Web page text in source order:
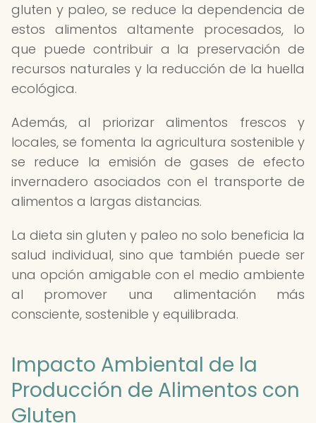
gluten y paleo, se reduce la dependencia de
estos alimentos altamente procesados, lo
que puede contribuir a la preservación de
recursos naturales y la reducción de la huella
ecológica.
Además, al priorizar alimentos frescos y
locales, se fomenta la agricultura sostenible y
se reduce la emisión de gases de efecto
invernadero asociados con el transporte de
alimentos a largas distancias.
La dieta sin gluten y paleo no solo beneficia la
salud individual, sino que también puede ser
una opción amigable con el medio ambiente
al promover una alimentación más
consciente, sostenible y equilibrada.
Impacto Ambiental de la
Producción de Alimentos con
Gluten